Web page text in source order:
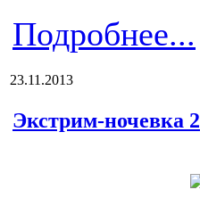
Подробнее...
23.11.2013
Экстрим-ночевка 2